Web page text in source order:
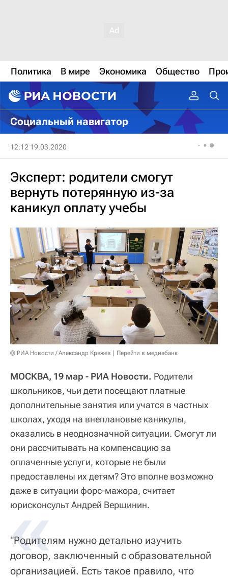
Политика В мире Экономика Общество
Социальный навигатор
12:12 19.03.2020
Эксперт: родители смогут
вернуть потерянную из-за
каникул оплату учебы
© РИА Новости / Александр Кряжев Перейти в медиабанк
МОСКВА, 19 мар - РИА Новости. Родители
школьников, чьи дети посещают платные
дополнительные занятия или учатся в частных
школах, уходя на внеплановые каникулы,
оказались в неоднозначной ситуации. Смогут ли
они рассчитывать на компенсацию за
оплаченные услуги, которые не были
предоставлены их детям? Это вполне возможно
даже в ситуации форс-мажора, считает
юрисконсульт Андрей Вершинин.
«
"Родителям нужно детально изучить
договор, заключенный с образовательной
организацией. Есть такое правило, что